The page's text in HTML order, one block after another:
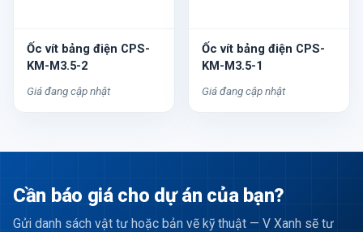
Ốc vít bảng điện CPS-
KM-M3.5-2
Giá đang cập nhật
Ốc vít bảng điện CPS-
KM-M3.5-1
Giá đang cập nhật
Cần báo giá cho dự án của bạn?
Gửi danh sách vật tư hoặc bản vẽ kỹ thuật — V Xanh sẽ tư